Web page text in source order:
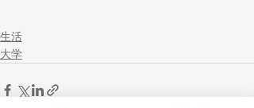
生活
大学